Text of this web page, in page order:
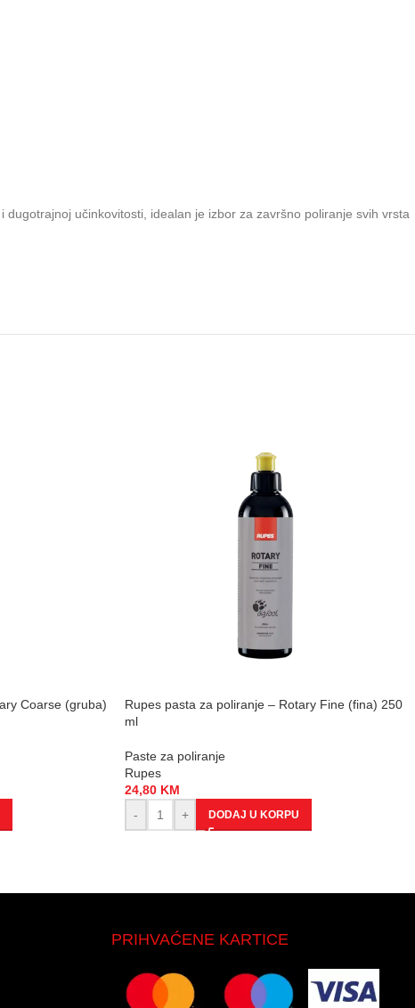
učinkovitosti, idealan je izbor za završno poliranje svih vrsta
Coarse (gruba)
Rupes pasta za poliranje – Rotary Fine (fina) 250
ml
Paste za poliranje
Rupes
24,80 KM
-
+ DODAJ U KORPU
PRIHVAĆENE KARTICE